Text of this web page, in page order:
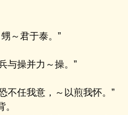
甥～君于泰。”
与操并力～操。”
不任我意，～以煎我怀。”